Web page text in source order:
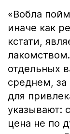
«Вобла
иначе как
кстати,
отдельных
среднем,
для
указывают:
цена не по